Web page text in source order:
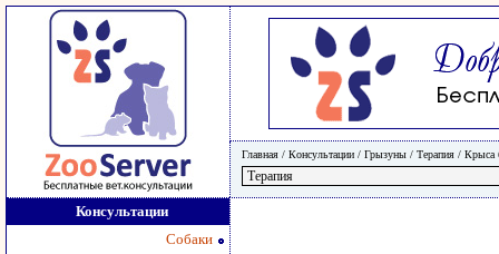
Главная / Консультации / Грызуны / Терапия / Крыса
Консультации
Собаки